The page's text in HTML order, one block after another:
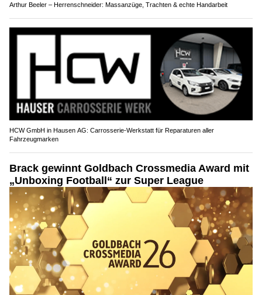
Arthur Beeler – Herrenschneider: Massanzüge, Trachten & echte Handarbeit
HCW GmbH in Hausen AG: Carrosserie‑Werkstatt für Reparaturen aller
Fahrzeugmarken
Brack gewinnt Goldbach Crossmedia Award mit
„Unboxing Football“ zur Super League